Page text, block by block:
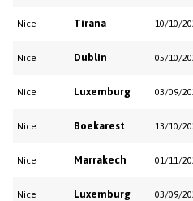
Nice Tirana 10/10/
Nice Dublin 05/10/
Nice Luxemburg 03/09/
Nice Boekarest 13/10/
Nice Marrakech 01/11/
Nice Luxemburg 03/09/